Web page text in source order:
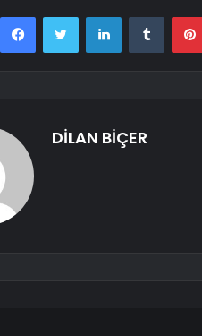
FacebookTwitter LinkedInTumblr
DİLAN BİÇER